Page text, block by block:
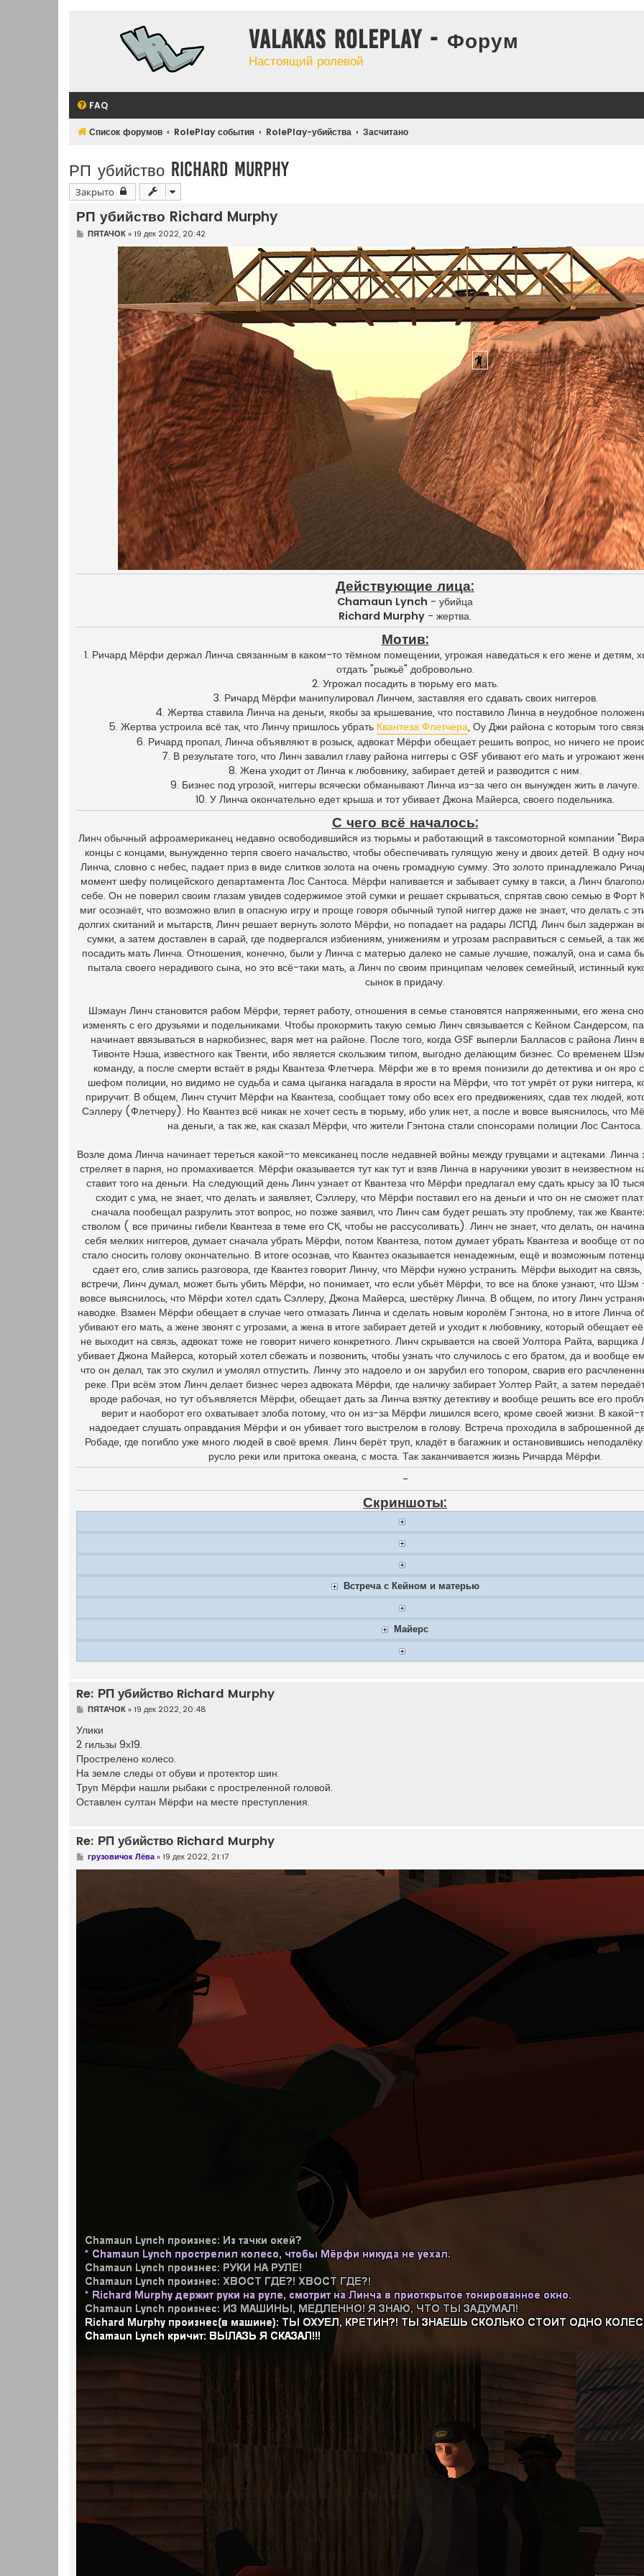
Valakas Roleplay - Форум
Настоящий ролевой
FAQ
Список форумов RolePlay события RolePlay-убийства Засчитано
РП убийство Richard Murphy
Закрыто
РП убийство Richard Murphy
СПЯТАЧОК» 19 дек 2022, 20:42
Действующие лица:
Chamaun Lynch - убийца
Richard Murphy - жертва.
Мотив:
1. Ричард Мёрфи держал Линча связанным в каком-то тёмном помещении, угрожая наведаться к его жене и детям,
отдать "рыжьё" добровольно.
2. Угрожал посадить в тюрьму его мать.
3. Ричард Мёрфи манипулировал Линчем, заставляя его сдавать своих ниггеров.
4. Жертва ставила Линча на деньги, якобы за крышевание, что поставило Линча в неудобное
5. Жертва устроила всё так, что Линчу пришлось убрать Квантеза Флетчера, Оу Джи района с которым того
6. Ричард пропал, Линча объявляют в розыск, адвокат Мёрфи обещает решить вопрос, но ничего не
7. В результате того, что Линч завалил главу района ниггеры с GSF убивают его мать и угрожают
8. Жена уходит от Линча к любовнику, забирает детей и разводится с ним.
9. Бизнес под угрозой, ниггеры всячески обманывают Линча из-за чего он вынужден жить в лачуге.
10. У Линча окончательно едет крыша и тот убивает Джона Майерса, своего подельника.
С чего всё началось:
Линч обычный афроамериканец недавно освободившийся из тюрьмы и работающий в таксомоторной компании
концы с концами, вынужденно терпя своего начальство, чтобы обеспечивать гулящую жену и двоих детей. В одну
Линча, словно с небес, падает приз в виде слитков золота на очень громадную сумму. Это золото принадлежало
момент шефу полицейского департамента Лос Сантоса. Мёрфи напивается и забывает сумку в такси, а Линч
себе. Он не поверил своим глазам увидев содержимое этой сумки и решает скрываться, спрятав свою семью в Форт
миг осознаёт, что возможно влип в опасную игру и проще говоря обычный тупой ниггер даже не знает, что делать с
долгих скитаний и мытарств, Линч решает вернуть золото Мёрфи, но попадает на радары ЛСПД. Линч был задержан
сумки, а затем доставлен в сарай, где подвергался избиениям, унижениям и угрозам расправиться с семьей, а
посадить мать Линча. Отношения, конечно, были у Линча с матерью далеко не самые лучшие, пожалуй, она и сама
пытала своего нерадивого сына, но это всё-таки мать, а Линч по своим принципам человек семейный, истинный
сынок в придачу.
Шэмаун Линч становится рабом Мёрфи, теряет работу, отношения в семье становятся напряженными, его жена
изменять с его друзьями и подельниками. Чтобы прокормить такую семью Линч связывается с Кейном Сандерсом,
начинает ввязываться в наркобизнес, варя мет на районе. После того, когда GSF выперли Балласов с района Линч
Тивонте Нэша, известного как Твенти, ибо является скользким типом, выгодно делающим бизнес. Со временем
команду, а после смерти встаёт в ряды Квантеза Флетчера. Мёрфи же в то время понизили до детектива и он яро
шефом полиции, но видимо не судьба и сама цыганка нагадала в ярости на Мёрфи, что тот умрёт от руки ниггера,
приручит. В общем, Линч стучит Мёрфи на Квантеза, сообщает тому обо всех его предвижениях, сдав тех людей,
Сэллеру (Флетчеру). Но Квантез всё никак не хочет сесть в тюрьму, ибо улик нет, а после и вовсе выяснилось, что
на деньги, а так же, как сказал Мёрфи, что жители Гэнтона стали спонсорами полиции Лос Сантоса.
Возле дома Линча начинает тереться какой-то мексиканец после недавней войны между грувцами и ацтеками. Линча
стреляет в парня, но промахивается. Мёрфи оказывается тут как тут и взяв Линча в наручники увозит в неизвестном
ставит того на деньги. На следующий день Линч узнает от Квантеза что Мёрфи предлагал ему сдать крысу за 10
сходит с ума, не знает, что делать и заявляет, Сэллеру, что Мёрфи поставил его на деньги и что он не сможет
сначала пообещал разрулить этот вопрос, но позже заявил, что Линч сам будет решать эту проблему, так же
стволом ( все причины гибели Квантеза в теме его СК, чтобы не рассусоливать). Линч не знает, что делать, он
себя мелких ниггеров, думает сначала убрать Мёрфи, потом Квантеза, потом думает убрать Квантеза и вообще от
стало сносить голову окончательно. В итоге осознав, что Квантез оказывается ненадежным, ещё и возможным
сдает его, слив запись разговора, где Квантез говорит Линчу, что Мёрфи нужно устранить. Мёрфи выходит на
встречи, Линч думал, может быть убить Мёрфи, но понимает, что если убьёт Мёрфи, то все на блоке узнают, что
вовсе выяснилось, что Мёрфи хотел сдать Сэллеру, Джона Майерса, шестёрку Линча. В общем, по итогу Линч
наводке. Взамен Мёрфи обещает в случае чего отмазать Линча и сделать новым королём Гэнтона, но в итоге Линча
убивают его мать, а жене звонят с угрозами, а жена в итоге забирает детей и уходит к любовнику, который обещает
не выходит на связь, адвокат тоже не говорит ничего конкретного. Линч скрывается на своей Уолтора Райта, варщика
убивает Джона Майерса, который хотел сбежать и позвонить, чтобы узнать что случилось с его братом, да и вообще
что он делал, так это скулил и умолял отпустить. Линчу это надоело и он зарубил его топором, сварив его
реке. При всём этом Линч делает бизнес через адвоката Мёрфи, где наличку забирает Уолтер Райт, а затем
вроде рабочая, но тут объявляется Мёрфи, обещает дать за Линча взятку детективу и вообще решить все его
верит и наоборот его охватывает злоба потому, что он из-за Мёрфи лишился всего, кроме своей жизни. В
надоедает слушать оправдания Мёрфи и он убивает того выстрелом в голову. Встреча проходила в заброшенной
Робаде, где погибло уже много людей в своё время. Линч берёт труп, кладёт в багажник и остановившись
русло реки или притока океана, с моста. Так заканчивается жизнь Ричарда Мёрфи.
-
Скриншоты:
Встреча с Кейном и матерью
Майерс
Re: РП убийство Richard Murphy
С
о
б
щ
е
н
и
ПЯТАЧОК» 19 дек 2022, 20:48
Улики
2 гильзы 9х19.
Прострелено колесо.
На земле следы от обуви и протектор шин.
Труп Мёрфи нашли рыбаки с простреленной головой.
Оставлен султан Мёрфи на месте преступления.
Re: РП убийство Richard Murphy
С
и
грузовичок Лёва» 19 дек 2022, 21:17